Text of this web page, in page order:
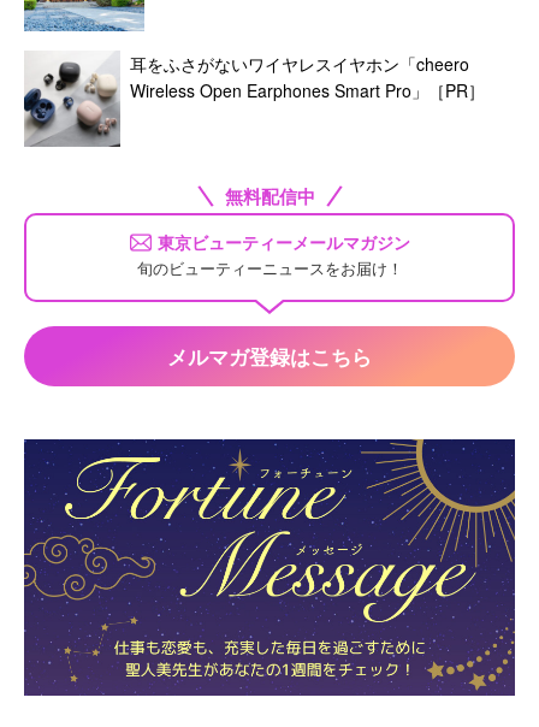
耳をふさがないワイヤレスイヤホン「cheero
Wireless Open Earphones Smart Pro」［PR］
無料配信中
東京ビューティーメールマガジン
旬のビューティーニュースをお届け！
メルマガ登録はこちら